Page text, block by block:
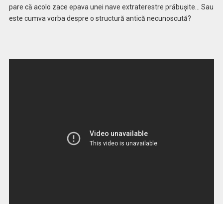
pare că acolo zace epava unei nave extraterestre prăbuşite… Sau
este cumva vorba despre o structură antică necunoscută?